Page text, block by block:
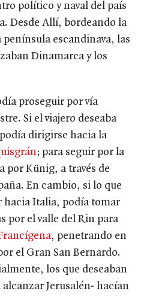
político y naval del país
Desde Allí, bordeando la
escandinava, las
Dinamarca y los
proseguir por vía
Si el viajero deseaba
dirigirse hacia la
; para seguir por la
por Künig, a través de
En cambio, si lo que
hacia Italia, podía tomar
por el valle del Rin para
, penetrando en
el Gran San Bernardo.
los que deseaban
Jerusalén- hacían